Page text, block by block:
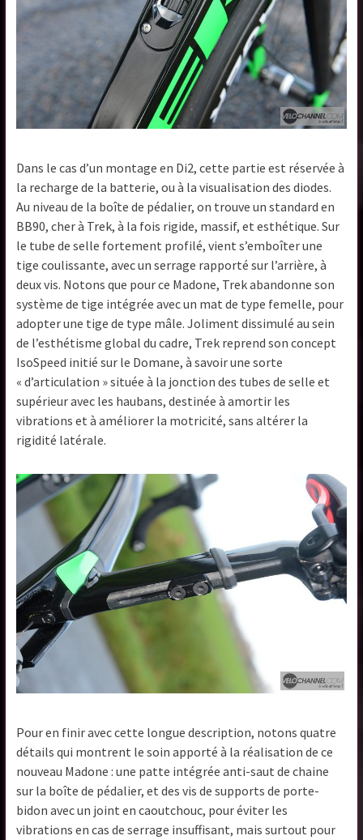
Dans le cas d’un montage en Di2, cette partie est réservée à
la recharge de la batterie, ou à la visualisation des diodes.
Au niveau de la boîte de pédalier, on trouve un standard en
BB90, cher à Trek, à la fois rigide, massif, et esthétique. Sur
le tube de selle fortement profilé, vient s’emboîter une
tige coulissante, avec un serrage rapporté sur l’arrière, à
deux vis. Notons que pour ce Madone, Trek abandonne son
système de tige intégrée avec un mat de type femelle, pour
adopter une tige de type mâle. Joliment dissimulé au sein
de l’esthétisme global du cadre, Trek reprend son concept
IsoSpeed initié sur le Domane, à savoir une sorte
« d’articulation » située à la jonction des tubes de selle et
supérieur avec les haubans, destinée à amortir les
vibrations et à améliorer la motricité, sans altérer la
rigidité latérale.
Pour en finir avec cette longue description, notons quatre
détails qui montrent le soin apporté à la réalisation de ce
nouveau Madone : une patte intégrée anti-saut de chaine
sur la boîte de pédalier, et des vis de supports de porte-
bidon avec un joint en caoutchouc, pour éviter les
vibrations en cas de serrage insuffisant, mais surtout pour